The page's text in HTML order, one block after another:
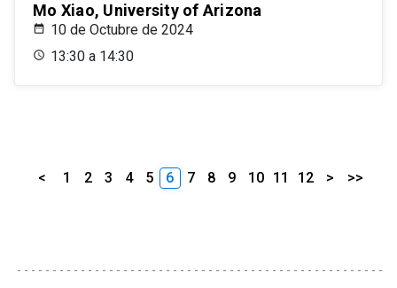
Mo Xiao, University of Arizona
10 de Octubre de 2024
13:30 a 14:30
< 1 2 3 4 5 6 7 8 9 10 11 12 > >>